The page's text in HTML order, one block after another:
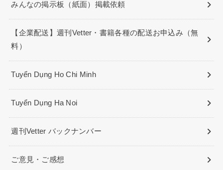
みんなの掲示板（紙面）掲載依頼
【企業配送】週刊Vetter・書籍各種の配送お申込み（無
料）
Tuyển Dụng Ho Chi Minh
Tuyển Dụng Ha Noi
週刊Vetter バックナンバー
ご意見・ご感想